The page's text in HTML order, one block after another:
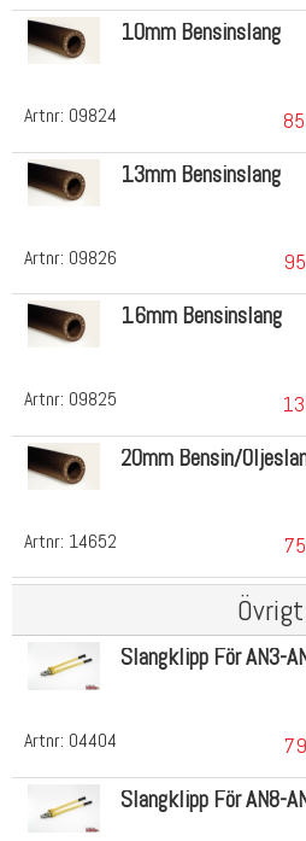
Artnr: 09824
10mm Bensinslang
Artnr: 09826
13mm Bensinslang
Artnr: 09825
16mm Bensinslang
Artnr: 14652
20mm Bensin/
Övrigt
Artnr: 04404
Slangklipp För AN3-
Slangklipp För AN8-